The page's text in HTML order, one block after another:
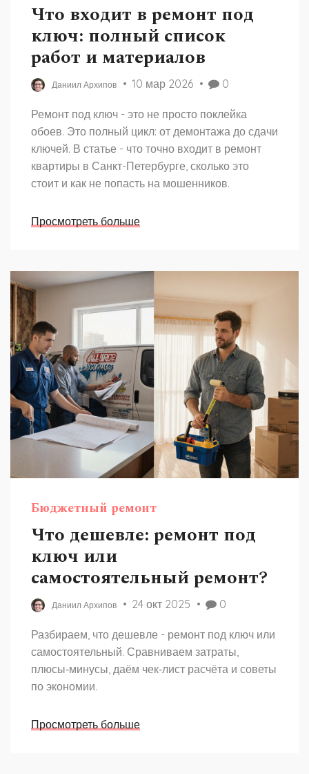
Что входит в ремонт под
ключ: полный список
работ и материалов
Даниил Архипов 10 мар 2026 0
Ремонт под ключ - это не просто поклейка
обоев. Это полный цикл: от демонтажа до сдачи
ключей. В статье - что точно входит в ремонт
квартиры в Санкт-Петербурге, сколько это
стоит и как не попасть на мошенников.
Просмотреть больше
Бюджетный ремонт
Что дешевле: ремонт под
ключ или
самостоятельный ремонт?
Даниил Архипов 24 окт 2025 0
Разбираем, что дешевле - ремонт под ключ или
самостоятельный. Сравниваем затраты,
плюсы‑минусы, даём чек‑лист расчёта и советы
по экономии.
Просмотреть больше